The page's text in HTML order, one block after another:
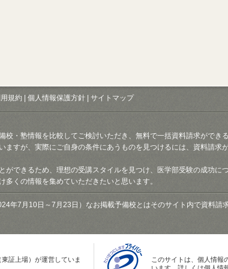
規約 個人情報保護方針 サイトマップ
校・塾情報を比較してご検討いただき、無料で一括資料請求ができ
ますが、実際にご自身の条件にあうものを見つけるには、資料請求
ができるため、理想の受講スタイルを見つけ、医学部受験の成功に
くの情報を集めていただきたいと思います。
年7月10日～7月23日）なお掲載予備校とはそのサイト内で資料請
証上場）が運営していま
このサイトは、個人情報
います。詳しくは個人情